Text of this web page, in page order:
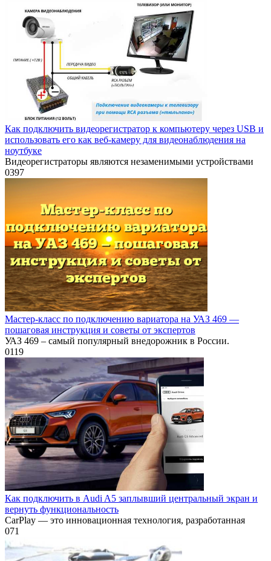
Как подключить видеорегистратор к компьютеру через USB и
использовать его как веб-камеру для видеонаблюдения на
ноутбуке
Видеорегистраторы являются незаменимыми устройствами
0397
Мастер-класс по подключению вариатора на УАЗ 469 —
пошаговая инструкция и советы от экспертов
УАЗ 469 – самый популярный внедорожник в России.
0119
Как подключить в Audi A5 заплывший центральный экран и
вернуть функциональность
CarPlay — это инновационная технология, разработанная
071